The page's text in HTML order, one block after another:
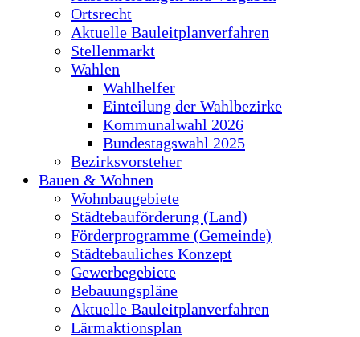
Ortsrecht
Aktuelle Bauleitplanverfahren
Stellenmarkt
Wahlen
Wahlhelfer
Einteilung der Wahlbezirke
Kommunalwahl 2026
Bundestagswahl 2025
Bezirksvorsteher
Bauen & Wohnen
Wohnbaugebiete
Städtebauförderung (Land)
Förderprogramme (Gemeinde)
Städtebauliches Konzept
Gewerbegebiete
Bebauungspläne
Aktuelle Bauleitplanverfahren
Lärmaktionsplan